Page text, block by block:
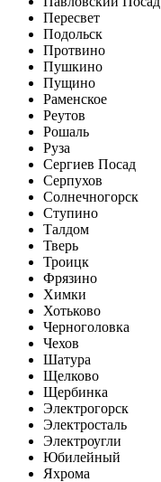
Пересвет
Подольск
Протвино
Пушкино
Пущино
Раменское
Реутов
Рошаль
Руза
Сергиев Посад
Серпухов
Солнечногорск
Ступино
Талдом
Тверь
Троицк
Фрязино
Химки
Хотьково
Черноголовка
Чехов
Шатура
Щелково
Щербинка
Электрогорск
Электросталь
Электроугли
Юбилейный
Яхрома